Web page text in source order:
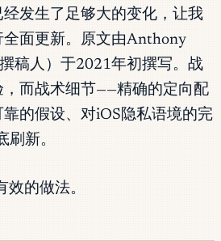
发生了足够大的变化，让我
面更新。原文由Anthony
稿人）于2021年初撰写。战
而战术细节——精确的定向配
的假设、对iOS隐私语境的完
新。
的做法。